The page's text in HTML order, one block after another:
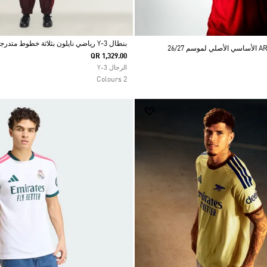
Selected
بنطال Y-3 رياضي نايلون بثلاثة خطوط متدرجة اللون
QR 1,329.00
الرجال Y-3
2 Colours